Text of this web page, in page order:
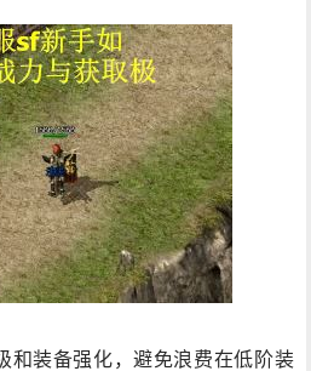
和装备强化，避免浪费在低阶装